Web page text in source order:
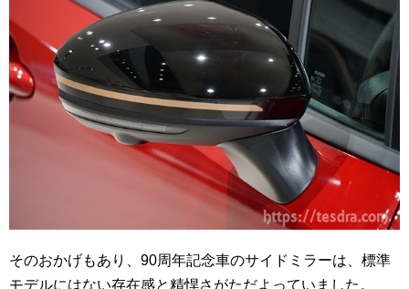
そのおかげもあり、90周年記念車のサイドミラーは、標準
モデルにはない存在感と精悍さがただよっていました。